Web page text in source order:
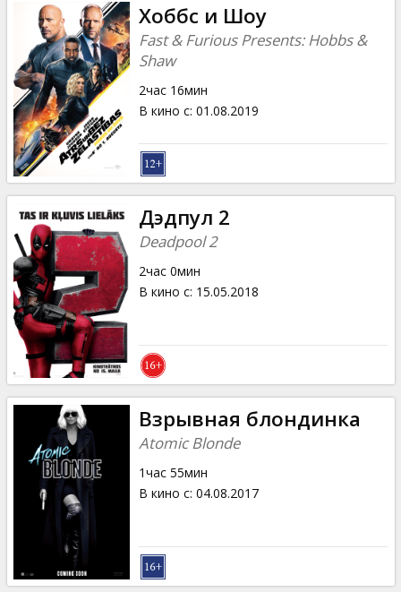
Хоббс и Шоу
Fast & Furious Presents: Hobbs &
Shaw
2час 16мин
В кино с: 01.08.2019
Дэдпул 2
Deadpool 2
2час 0мин
В кино с: 15.05.2018
Взрывная блондинка
Atomic Blonde
1час 55мин
В кино с: 04.08.2017